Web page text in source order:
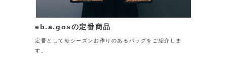
eb.a.gosの定番商品
定番として毎シーズンお作りのあるバッグをご紹介しま
す。